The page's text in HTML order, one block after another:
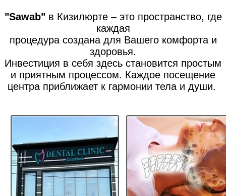
"Sawab"в Кизилюрте – это пространство, где
каждая
процедура создана для Вашего комфорта и
здоровья.
Инвестиция в себя здесь становится простым
и приятным процессом. Каждое посещение
центра приближает к гармонии тела и души.